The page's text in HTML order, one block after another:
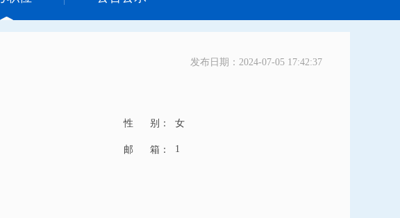
发布日期：2024-07-05 17:42:37
性 别： 女
邮 箱： 1